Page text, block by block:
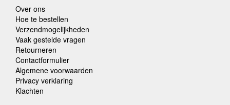
Over ons
Hoe te bestellen
Verzendmogelijkheden
Vaak gestelde vragen
Retourneren
Contactformulier
Algemene voorwaarden
Privacy verklaring
Klachten